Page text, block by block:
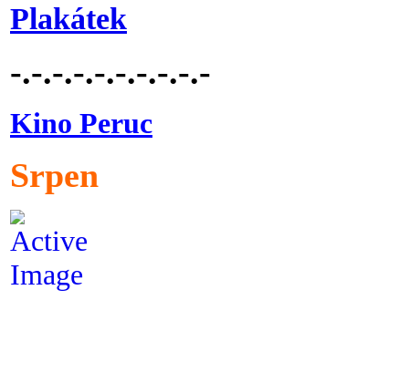
Plakátek
-.-.-.-.-.-.-.-.-.-
Kino Peruc
Srpen